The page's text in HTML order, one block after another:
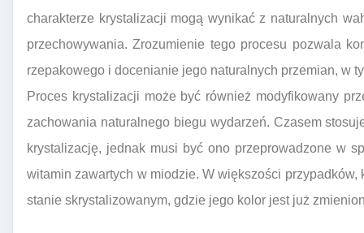
charakterze krystalizacji mogą wynikać z naturalnych
przechowywania. Zrozumienie tego procesu pozwala
rzepakowego i docenianie jego naturalnych przemian, w
Proces krystalizacji może być również modyfikowany
zachowania naturalnego biegu wydarzeń. Czasem
krystalizację, jednak musi być ono przeprowadzone w
witamin zawartych w miodzie. W większości
stanie skrystalizowanym, gdzie jego kolor jest już